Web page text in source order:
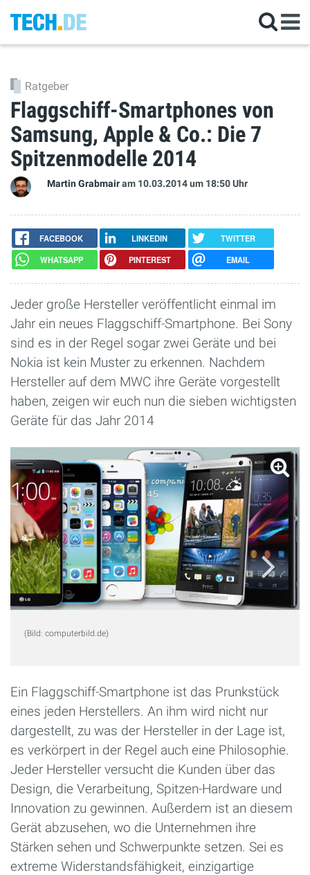
Ratgeber
Flaggschiff-Smartphones von
Samsung, Apple & Co.: Die 7
Spitzenmodelle 2014
Martin Grabmairam 10.03.2014um 18:50 Uhr
FACEBOOK LINKEDIN
TWITTER
WHATSAPP
PINTEREST EMAIL
Jeder große Hersteller veröffentlicht einmal im
Jahr ein neues Flaggschiff-Smartphone. Bei Sony
sind es in der Regel sogar zwei Geräte und bei
Nokia ist kein Muster zu erkennen. Nachdem
Hersteller auf dem MWC ihre Geräte vorgestellt
haben, zeigen wir euch nun die sieben wichtigsten
Geräte für das Jahr 2014
(Bild: computerbild.de)
Ein Flaggschiff-Smartphone ist das Prunkstück
eines jeden Herstellers. An ihm wird nicht nur
dargestellt, zu was der Hersteller in der Lage ist,
es verkörpert in der Regel auch eine Philosophie.
Jeder Hersteller versucht die Kunden über das
Design, die Verarbeitung, Spitzen-Hardware und
Innovation zu gewinnen. Außerdem ist an diesem
Gerät abzusehen, wo die Unternehmen ihre
Stärken sehen und Schwerpunkte setzen. Sei es
extreme Widerstandsfähigkeit, einzigartige